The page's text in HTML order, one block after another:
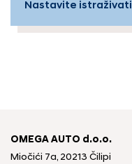
Nastavite istraživati
OMEGA AUTO d.o.o.
Miočići 7a, 20213 Čilipi